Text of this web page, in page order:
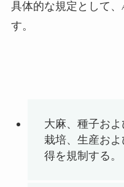
具体的な規定として、
す。
大麻、種子およ
栽培、生産お
得を規制する。